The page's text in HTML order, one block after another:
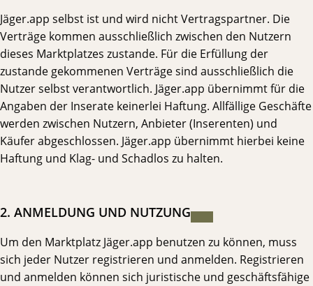
Jäger.app selbst ist und wird nicht Vertragspartner. Die
Verträge kommen ausschließlich zwischen den Nutzern
dieses Marktplatzes zustande. Für die Erfüllung der
zustande gekommenen Verträge sind ausschließlich die
Nutzer selbst verantwortlich. Jäger.app übernimmt für die
Angaben der Inserate keinerlei Haftung. Allfällige Geschäfte
werden zwischen Nutzern, Anbieter (Inserenten) und
Käufer abgeschlossen. Jäger.app übernimmt hierbei keine
Haftung und Klag- und Schadlos zu halten.
2. ANMELDUNG UND NUTZUNG
Um den Marktplatz Jäger.app benutzen zu können, muss
sich jeder Nutzer registrieren und anmelden. Registrieren
und anmelden können sich juristische und geschäftsfähige